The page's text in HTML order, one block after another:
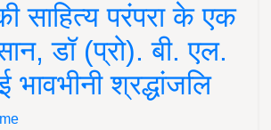
साहित्य परंपरा के एक
डॉ (प्रो). बी. एल.
भावभीनी श्रद्धांजलि